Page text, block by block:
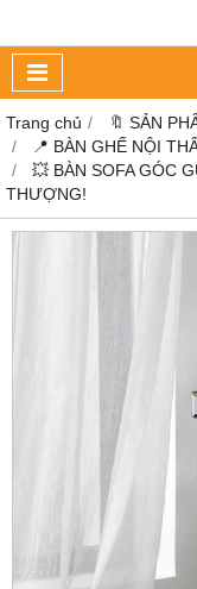
Trang chủ
🔖 SẢN
📍 BÀN GHẾ NỘI
💥 BÀN SOFA GÓC
THƯỢNG!